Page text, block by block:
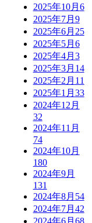
2025年10月 6
2025年7月 9
2025年6月 25
2025年5月 6
2025年4月 3
2025年3月 14
2025年2月 11
2025年1月 33
2024年12月
32
2024年11月
74
2024年10月
180
2024年9月
131
2024年8月 54
2024年7月 42
2024年6月 68